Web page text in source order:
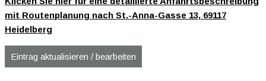
mit Routenplanung nach St.-Anna-Gasse 13, 69117
Heidelberg